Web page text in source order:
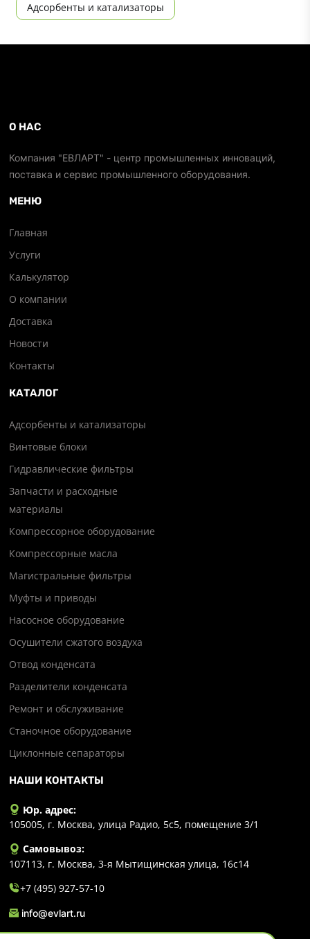
Адсорбенты и катализаторы
О НАС
Компания "ЕВЛАРТ" - центр промышленных инноваций,
поставка и сервис промышленного оборудования.
МЕНЮ
Главная
Услуги
Калькулятор
О компании
Доставка
Новости
Контакты
КАТАЛОГ
Адсорбенты и катализаторы
Винтовые блоки
Гидравлические фильтры
Запчасти и расходные
материалы
Компрессорное оборудование
Компрессорные масла
Магистральные фильтры
Муфты и приводы
Насосное оборудование
Осушители сжатого воздуха
Отвод конденсата
Разделители конденсата
Ремонт и обслуживание
Станочное оборудование
Циклонные сепараторы
НАШИ КОНТАКТЫ
Юр. адрес:
105005, г. Москва, улица Радио, 5с5, помещение 3/1
Самовывоз:
107113, г. Москва, 3-я Мытищинская улица, 16с14
+7 (495) 927-57-10
info@evlart.ru